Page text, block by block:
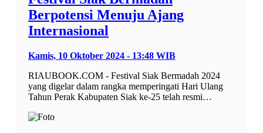
Berpotensi Menuju Ajang
Internasional
Kamis, 10 Oktober 2024 - 13:48 WIB
RIAUBOOK.COM - Festival Siak Bermadah 2024
yang digelar dalam rangka memperingati Hari Ulang
Tahun Perak Kabupaten Siak ke-25 telah resmi…